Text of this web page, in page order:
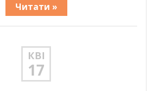
Читати »
КВІ
17